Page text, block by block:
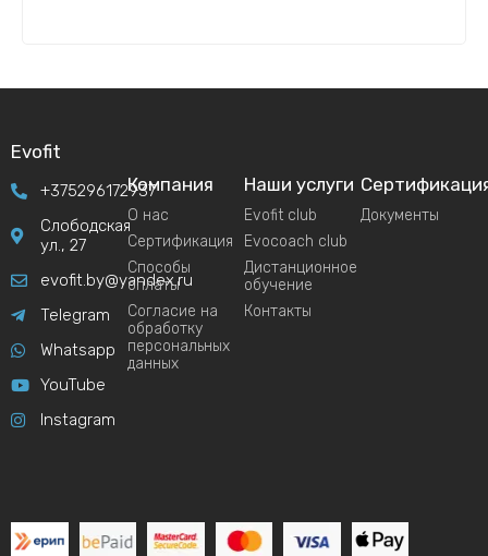
Evofit
+375296172937
Слободская
ул., 27
evofit.by@yandex.ru
Telegram
Whatsapp
YouTube
Instagram
Компания
О нас
Сертификация
Способы
оплаты
Согласие на
обработку
персональных
данных
Наши услуги
Evofit club
Evocoach club
Дистанционное
обучение
Контакты
Документы